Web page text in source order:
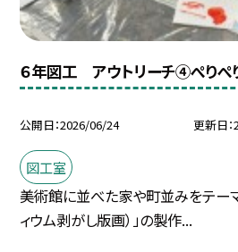
６年図工 アウトリーチ④ぺりぺ
公開日 2026/06/24 更新日
図工室
美術館に並べた家や町並みをテー
ィウム剥がし版画）」の製作...